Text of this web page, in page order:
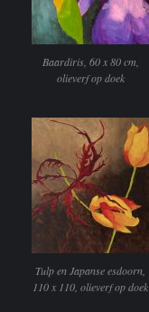
Baardiris, 60 x 80 cm,
olieverf op doek
Tulp en Japanse esdoorn,
110 x 110, olieverf op doek